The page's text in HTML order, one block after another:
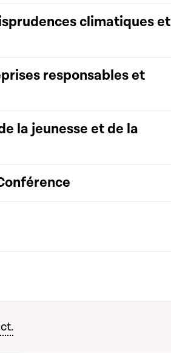
climatiques et
responsables et
la jeunesse et de la